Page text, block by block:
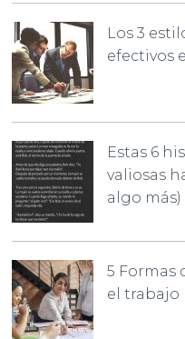
Los 3
efectivos
Estas 6
valiosas
algo más)
5 Formas
el trabajo